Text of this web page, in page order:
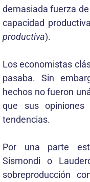
demasiada fuerza
capacidad
productiva).
Los economistas
pasaba. Sin
hechos no fueron
que sus
tendencias.
Por una parte
Sismondi o
sobreproducción